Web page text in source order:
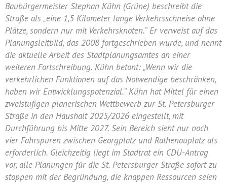
Baubürgermeister Stephan Kühn (Grüne) beschreibt die
Straße als „eine 1,5 Kilometer lange Verkehrsschneise ohne
Plätze, sondern nur mit Verkehrsknoten.“ Er verweist auf das
Planungsleitbild, das 2008 fortgeschrieben wurde, und nennt
die aktuelle Arbeit des Stadtplanungsamtes an einer
weiteren Fortschreibung. Kühn betont: „Wenn wir die
verkehrlichen Funktionen auf das Notwendige beschränken,
haben wir Entwicklungspotenzial.“ Kühn hat Mittel für einen
zweistufigen planerischen Wettbewerb zur St. Petersburger
Straße in den Haushalt 2025/2026 eingestellt, mit
Durchführung bis Mitte 2027. Sein Bereich sieht nur noch
vier Fahrspuren zwischen Georgplatz und Rathenauplatz als
erforderlich. Gleichzeitig liegt im Stadtrat ein CDU-Antrag
vor, alle Planungen für die St. Petersburger Straße sofort zu
stoppen mit der Begründung, die knappen Ressourcen seien